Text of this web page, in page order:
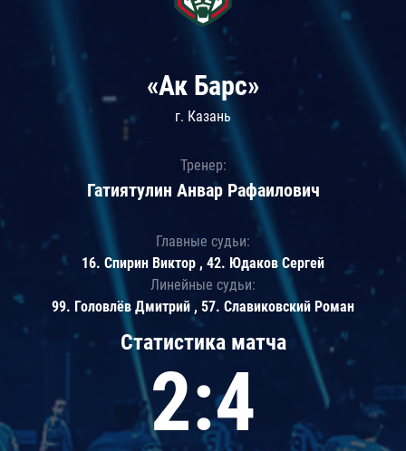
Статистика матча
2:4
«Ак Барс»
г. Казань
Тренер:
Гатиятулин Анвар Рафаилович
Главные судьи:
16. Спирин Виктор , 42. Юдаков Сергей
Линейные судьи:
99. Головлёв Дмитрий , 57. Славиковский Роман